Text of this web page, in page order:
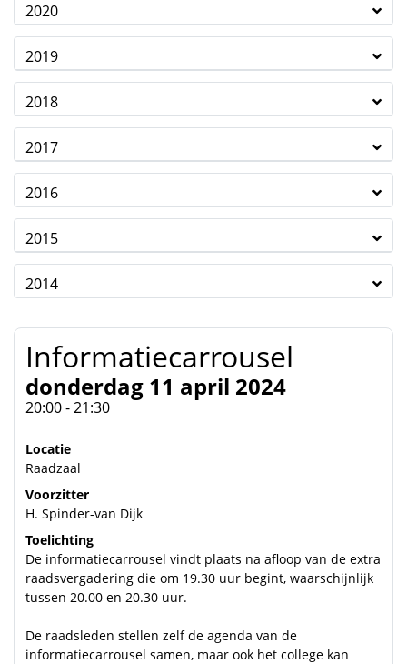
2020
2019
2018
2017
2016
2015
2014
Informatiecarrousel
donderdag 11 april 2024
20:00 - 21:30
Locatie
Raadzaal
Voorzitter
H. Spinder-van Dijk
Toelichting
De informatiecarrousel vindt plaats na afloop van de extra
raadsvergadering die om 19.30 uur begint, waarschijnlijk
tussen 20.00 en 20.30 uur.
De raadsleden stellen zelf de agenda van de
informatiecarrousel samen, maar ook het college kan